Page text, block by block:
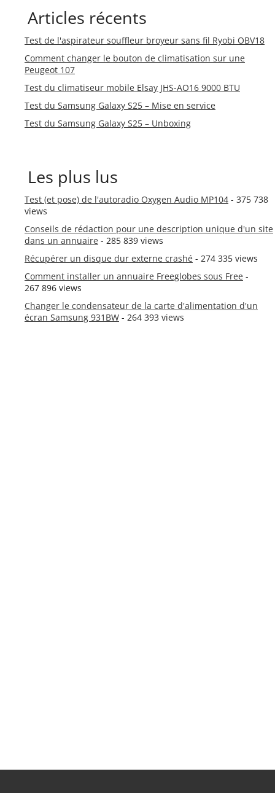
Articles récents
Test de l'aspirateur souffleur broyeur sans fil Ryobi OBV18
Comment changer le bouton de climatisation sur une
Peugeot 107
Test du climatiseur mobile Elsay JHS-AO16 9000 BTU
Test du Samsung Galaxy S25 – Mise en service
Test du Samsung Galaxy S25 – Unboxing
Les plus lus
Test (et pose) de l'autoradio Oxygen Audio MP104 - 375 738
views
Conseils de rédaction pour une description unique d'un site
dans un annuaire - 285 839 views
Récupérer un disque dur externe crashé - 274 335 views
Comment installer un annuaire Freeglobes sous Free -
267 896 views
Changer le condensateur de la carte d'alimentation d'un
écran Samsung 931BW - 264 393 views